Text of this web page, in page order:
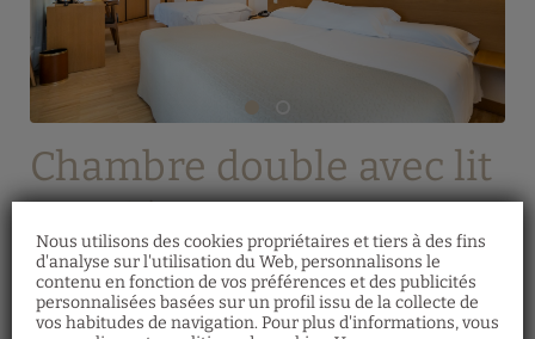
Nous utilisons des cookies propriétaires et tiers à des fins
d'analyse sur l'utilisation du Web, personnalisons le
contenu en fonction de vos préférences et des publicités
personnalisées basées sur un profil issu de la collecte de
vos habitudes de navigation. Pour plus d'informations, vous
Chambre double avec lit
Cette chambre dispose de :1 lit double et 1
individuel, climatisation, connexion Wi-Fi